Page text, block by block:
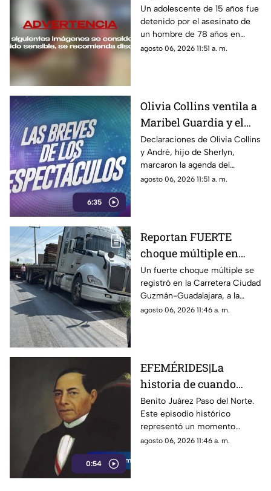
antes de un AS3S1N4T0
en Illinois
Un adolescente de 15 años fue
detenido por el asesinato de
un hombre de 78 años en
Illinois. Un video donde
agosto 06, 2026 11:51 a. m.
6:35
Olivia Collins ventila a
Maribel Guardia y el
hijo de Sherlyn la
desmiente | BREVES
Declaraciones de Olivia Collins
y André, hijo de Sherlyn,
marcaron la agenda del
entretenimiento.
agosto 06, 2026 11:51 a. m.
Reportan FUERTE
choque múltiple en
Carretera de
Guadalajara; el saldo
fue fatal
Un fuerte choque múltiple se
registró en la Carretera Ciudad
Guzmán-Guadalajara, a la
altura del municipio de
agosto 06, 2026 11:46 a. m.
0:54
EFEMÉRIDES|La
historia de cuando
Benito Juárez
estableció su gobierno
en Paso del Norte
Benito Juárez Paso del Norte.
Este episodio histórico
representó un momento
decisivo para la defensa de la
agosto 06, 2026 11:46 a. m.